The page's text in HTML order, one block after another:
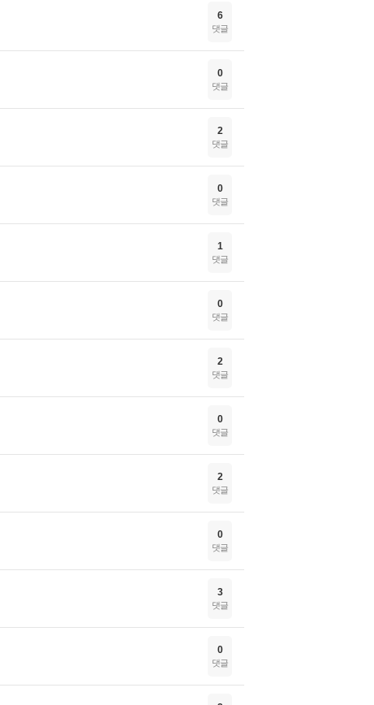
6
댓글
0
댓글
2
댓글
0
댓글
1
댓글
0
댓글
2
댓글
0
댓글
2
댓글
0
댓글
3
댓글
0
댓글